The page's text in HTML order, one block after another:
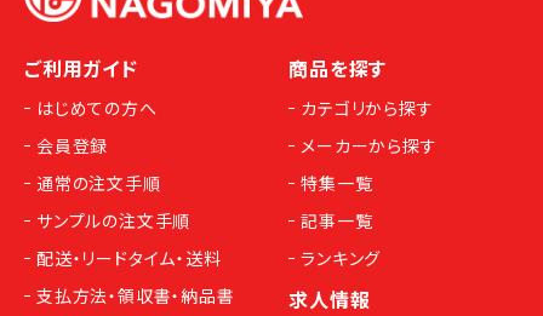
ご利用ガイド
はじめての方へ
会員登録
通常の注文手順
サンプルの注文手順
配送・リードタイム・送料
支払方法・領収書・納品書
商品を探す
カテゴリから探す
メーカーから探す
特集一覧
記事一覧
ランキング
求人情報